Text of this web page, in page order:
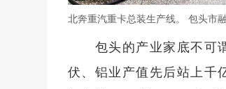
北奔重汽重卡总装生产线。 包头市
包头的产业家底不可
伏、铝业产值先后站上千